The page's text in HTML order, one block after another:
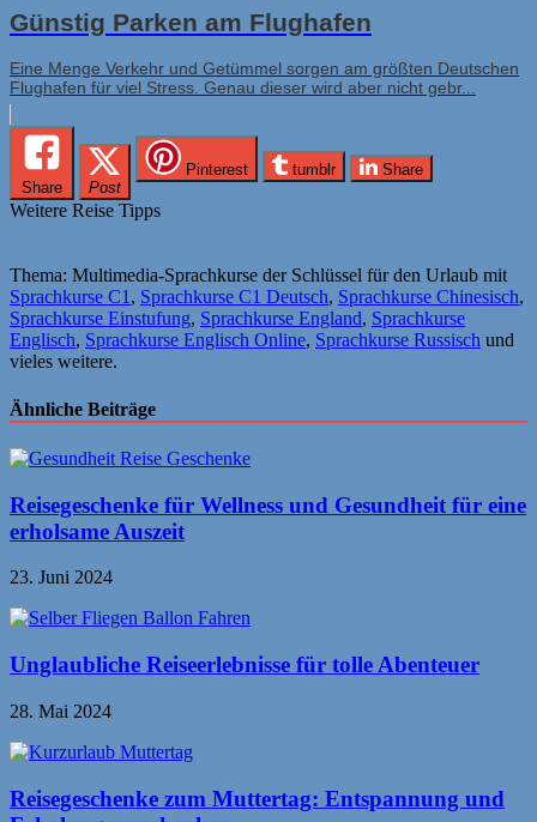
Günstig Parken am Flughafen
Eine Menge Verkehr und Getümmel sorgen am größten Deutschen
Flughafen für viel Stress. Genau dieser wird aber nicht gebr...
Share Post
Pinterest tumblr Share
Weitere Reise Tipps
Thema: Multimedia-Sprachkurse der Schlüssel für den Urlaub mit
Sprachkurse C1, Sprachkurse C1 Deutsch, Sprachkurse Chinesisch,
Sprachkurse Einstufung, Sprachkurse England, Sprachkurse
Englisch, Sprachkurse Englisch Online, Sprachkurse Russisch und
vieles weitere.
Ähnliche Beiträge
Reisegeschenke für Wellness und Gesundheit für eine
erholsame Auszeit
23. Juni 2024
Unglaubliche Reiseerlebnisse für tolle Abenteuer
28. Mai 2024
Reisegeschenke zum Muttertag: Entspannung und